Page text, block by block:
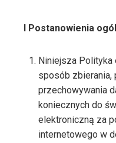
I Postanowienia
Niniejsza Polityka
sposób zbierania,
przechowywania
koniecznych do
elektroniczną za
internetowego w